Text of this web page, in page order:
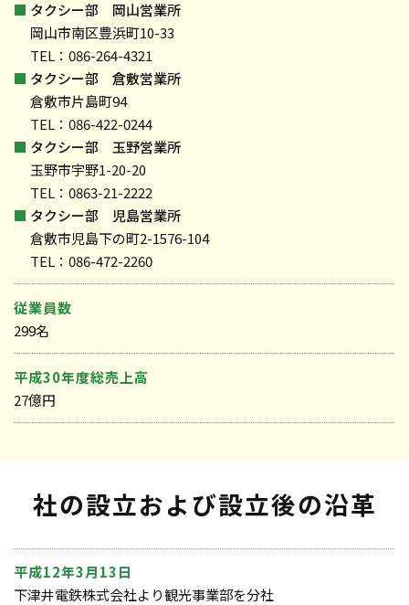
■ タクシー部 岡山営業所
岡山市南区豊浜町10-33
TEL：086-264-4321
■ タクシー部 倉敷営業所
倉敷市片島町94
TEL：086-422-0244
■ タクシー部 玉野営業所
玉野市宇野1-20-20
TEL：0863-21-2222
■ タクシー部 児島営業所
倉敷市児島下の町2-1576-104
TEL：086-472-2260
従業員数
299名
平成30年度総売上高
27億円
社の設立および設立後の沿革
平成12年3月13日
下津井電鉄株式会社より観光事業部を分社